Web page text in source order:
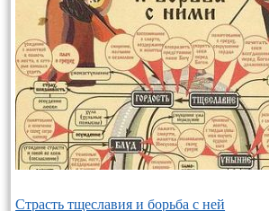
Страсть тщеславия и борьба с ней